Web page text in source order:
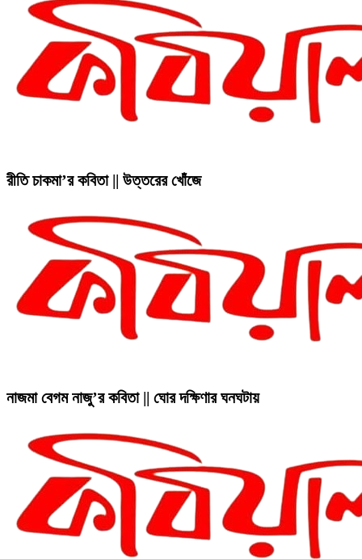
রীতি চাকমা’র কবিতা || উত্তরের খোঁজে
নাজমা বেগম নাজু’র কবিতা || ঘোর দক্ষিণার ঘনঘটায়